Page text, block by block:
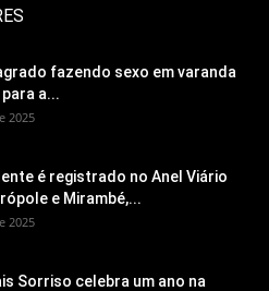
fazendo sexo em varanda
a...
2025
é registrado no Anel Viário
e Mirambé,...
2025
Sorriso celebra um ano na